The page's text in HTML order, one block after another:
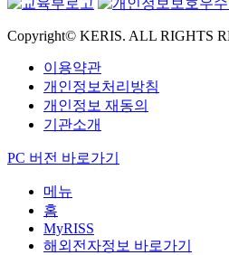
Copyright© KERIS. ALL RIGHTS
이용약관
개인정보처리방침
개인정보 재동의
기관소개
PC 버전 바로가기
메뉴
홈
MyRISS
해외전자정보 바로가기